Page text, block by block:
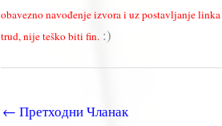
obavezno navođenje izvora i uz postavljanje
trud, nije teško biti fin. :)
← Претходни Чланак